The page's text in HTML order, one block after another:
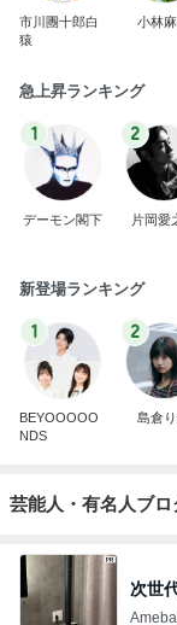
市川團十郎白
猿
小林
急上昇ランキング
1
デーモン閣下
2
片岡愛
新登場ランキング
1
BEYOOOOO
NDS
2
島倉
芸能人・有名人ブ
次世